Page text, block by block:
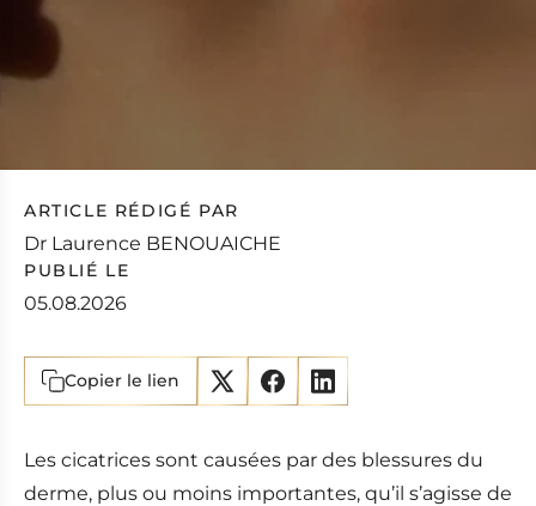
ARTICLE RÉDIGÉ PAR
Dr Laurence BENOUAICHE
PUBLIÉ LE
05.08.2026
Copier le lien
Les cicatrices sont causées par des blessures du
derme, plus ou moins importantes, qu’il s’agisse de